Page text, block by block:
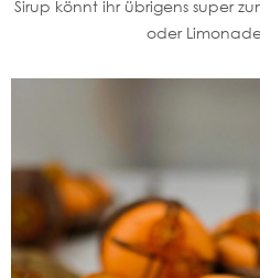
Sirup könnt ihr übrigens super
oder